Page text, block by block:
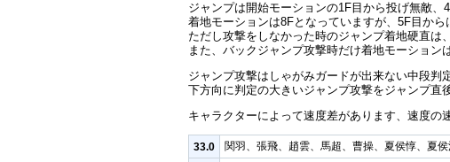
ジャンプは開始モーションの1F目から投げ無敵、
着地モーションは8Fとなっていますが、5F目から
ただし攻撃をしなかった時のジャンプ着地硬直は
また、バックジャンプ攻撃時だけ着地モーション
ジャンプ攻撃はしゃがみガードが出来ない中段判
下方向に判定の大きいジャンプ攻撃をジャンプ直
キャラクターによって速度差があります、速度の
33.0 関羽、張飛、趙雲、馬超、曹操、夏侯惇、夏